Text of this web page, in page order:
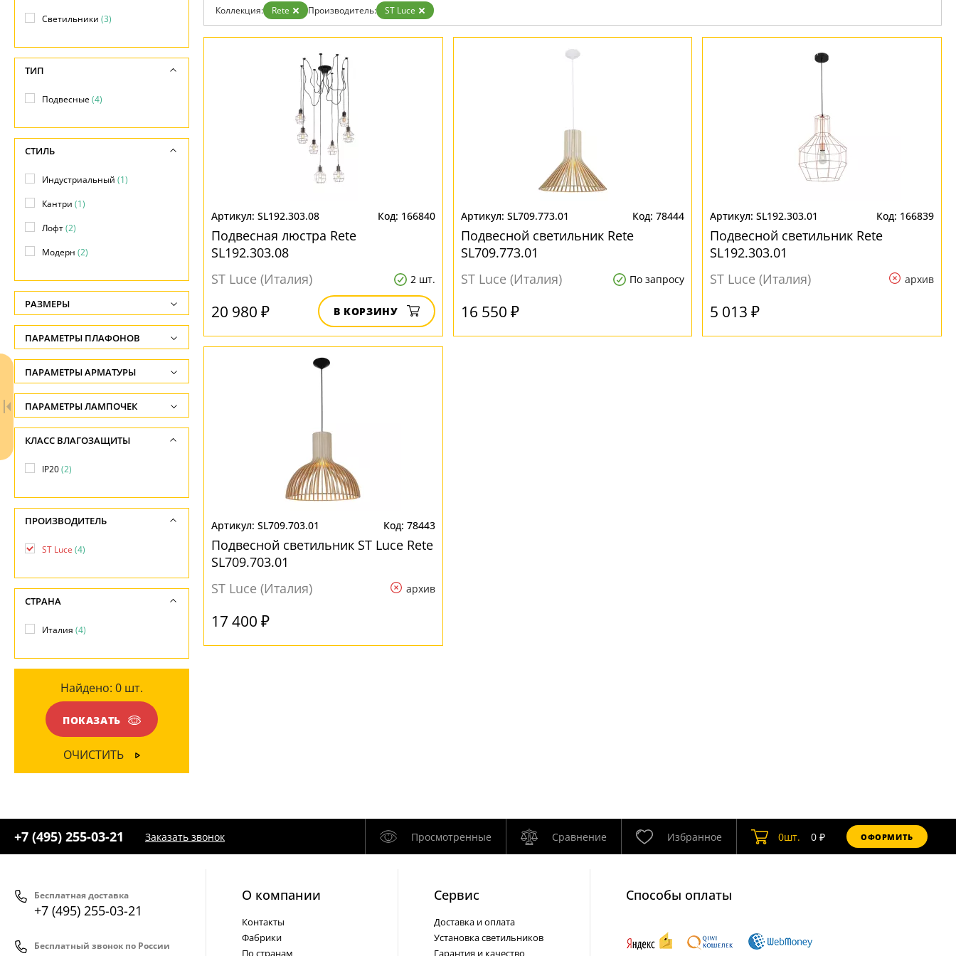
Доставка и оплата
Гарантия
Отзывы
Установка
Бренды
Контакты
Ваш регион:Москва
- бесплатно по России
+7 (495) 255-03-21
Бронза
Золото
Прозрачные
Коллекция: Rete Производитель: ST Luce
SL192.303.08 166840
Подвесная люстра Rete
SL192.303.08
ST Luce (Италия)
2 шт.
20 980 ₽ В КОРЗИНУ
SL709.773.01 78444
Подвесной светильник Rete
SL709.773.01
ST Luce (Италия)
По запросу
16 550 ₽
SL192.303.01 166839
Подвесной светильник Rete
SL192.303.01
ST Luce (Италия)
архив
5 013 ₽
SL709.703.01 78443
Подвесной светильник ST Luce Rete
SL709.703.01
ST Luce (Италия)
архив
17 400 ₽
Светильники (3)
ТИП
Подвесные(4)
СТИЛЬ
Индустриальный (1)
Кантри (1)
Лофт(2)
Модерн (2)
РАЗМЕРЫ
Высота, см
-
Ширина, см
-
Диаметр, см
-
ПАРАМЕТРЫ ПЛАФОНОВ
ФОРМА ПЛАФОНА
Абажур(1)
Декоративный(1)
Конусный(1)
Призма
ПОВЕРХНОСТЬ
НАПРАВЛЕНИЕ
Вниз(4)
МАТЕРИАЛ
(2)
Металл(2)
ЦВЕТ ПЛАФОНОВ
ПАРАМЕТРЫ АРМАТУРЫ
ЦВЕТ АРМАТУРЫ
Белый(2)
МАТЕРИАЛ
Дерево(1)
Металл(3)
ПОВЕРХНОСТЬ
ПАРАМЕТРЫ ЛАМПОЧЕК
Количество ламп
-
Общая мощность ламп
-
Напряжение
КЛАСС ВЛАГОЗАЩИТЫ
IP20(2)
ПРОИЗВОДИТЕЛЬ
ST Luce (4)
СТРАНА
Италия (4)
Найдено: 0 шт.
ПОКАЗАТЬ
ОЧИСТИТЬ
+7 (495) 255-03-21 Заказать звонок Просмотренные Сравнение Избранное 0шт. 0₽ ОФОРМИТЬ
Бесплатная доставка
+7 (495) 255-03-21
Бесплатный звонок по России
О компании
Контакты
Фабрики
По странам
Cервис
Доставка и оплата
Установка светильников
Гарантия и качество
Способы оплаты